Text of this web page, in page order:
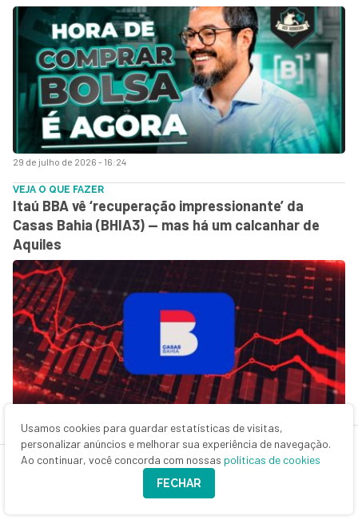
29 de julho de 2026 - 16:24
VEJA O QUE FAZER
Itaú BBA vê ‘recuperação impressionante’ da
Casas Bahia (BHIA3) — mas há um calcanhar de
Aquiles
INSIDER INFORMATION?
3tentos (TTEN3) derrete mais de 13%; o que está
por trás da queda da queridinha do agro?
Usamos cookies para guardar estatísticas de visitas,
personalizar anúncios e melhorar sua experiência de navegação.
Ao continuar, você concorda com nossas políticas de cookies
FECHAR